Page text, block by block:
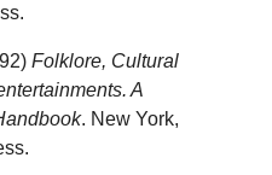
Folklore, Cultural
A
. New York,